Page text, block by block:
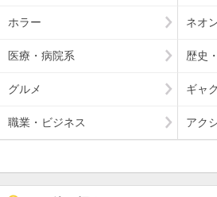
ホラー ネオ
医療・病院系 歴史
グルメ ギャ
職業・ビジネス アク